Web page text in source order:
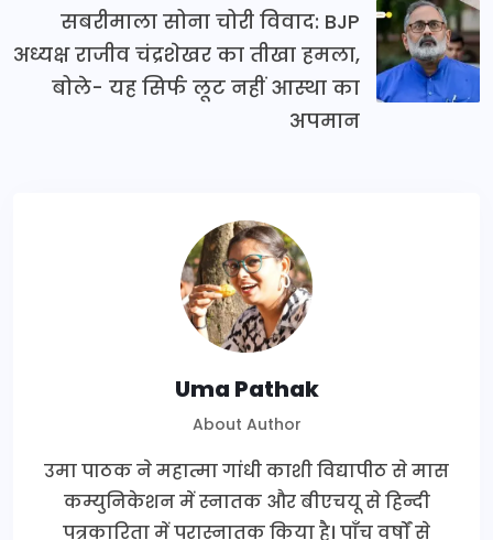
सबरीमाला सोना चोरी विवाद: BJP
अध्यक्ष राजीव चंद्रशेखर का तीखा हमला,
बोले- यह सिर्फ लूट नहीं आस्था का
अपमान
Uma Pathak
About Author
उमा पाठक ने महात्मा गांधी काशी विद्यापीठ से मास
कम्युनिकेशन में स्नातक और बीएचयू से हिन्दी
पत्रकारिता में परास्नातक किया है। पाँच वर्षों से